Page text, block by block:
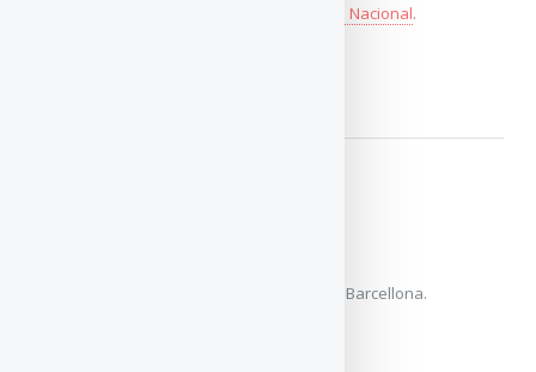
Palau Nacional.
si trova lo Zoo di Barcellona.